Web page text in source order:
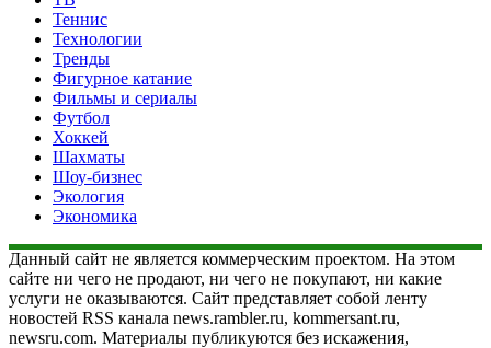
Теннис
Технологии
Тренды
Фигурное катание
Фильмы и сериалы
Футбол
Хоккей
Шахматы
Шоу-бизнес
Экология
Экономика
Данный сайт не является коммерческим проектом. На этом
сайте ни чего не продают, ни чего не покупают, ни какие
услуги не оказываются. Сайт представляет собой ленту
новостей RSS канала news.rambler.ru, kommersant.ru,
newsru.com. Материалы публикуются без искажения,